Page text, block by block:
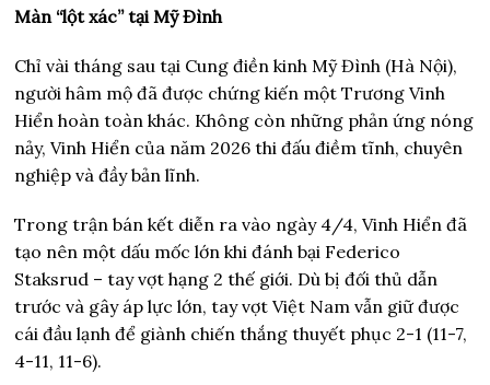
Màn “lột xác” tại Mỹ Đình
Chỉ vài tháng sau tại Cung điền kinh Mỹ Đình (Hà Nội),
người hâm mộ đã được chứng kiến một Trương Vinh
Hiển hoàn toàn khác. Không còn những phản ứng nóng
nảy, Vinh Hiển của năm 2026 thi đấu điềm tĩnh, chuyên
nghiệp và đầy bản lĩnh.
Trong trận bán kết diễn ra vào ngày 4/4, Vinh Hiển đã
tạo nên một dấu mốc lớn khi đánh bại Federico
Staksrud – tay vợt hạng 2 thế giới. Dù bị đối thủ dẫn
trước và gây áp lực lớn, tay vợt Việt Nam vẫn giữ được
cái đầu lạnh để giành chiến thắng thuyết phục 2-1 (11-7,
4-11, 11-6).